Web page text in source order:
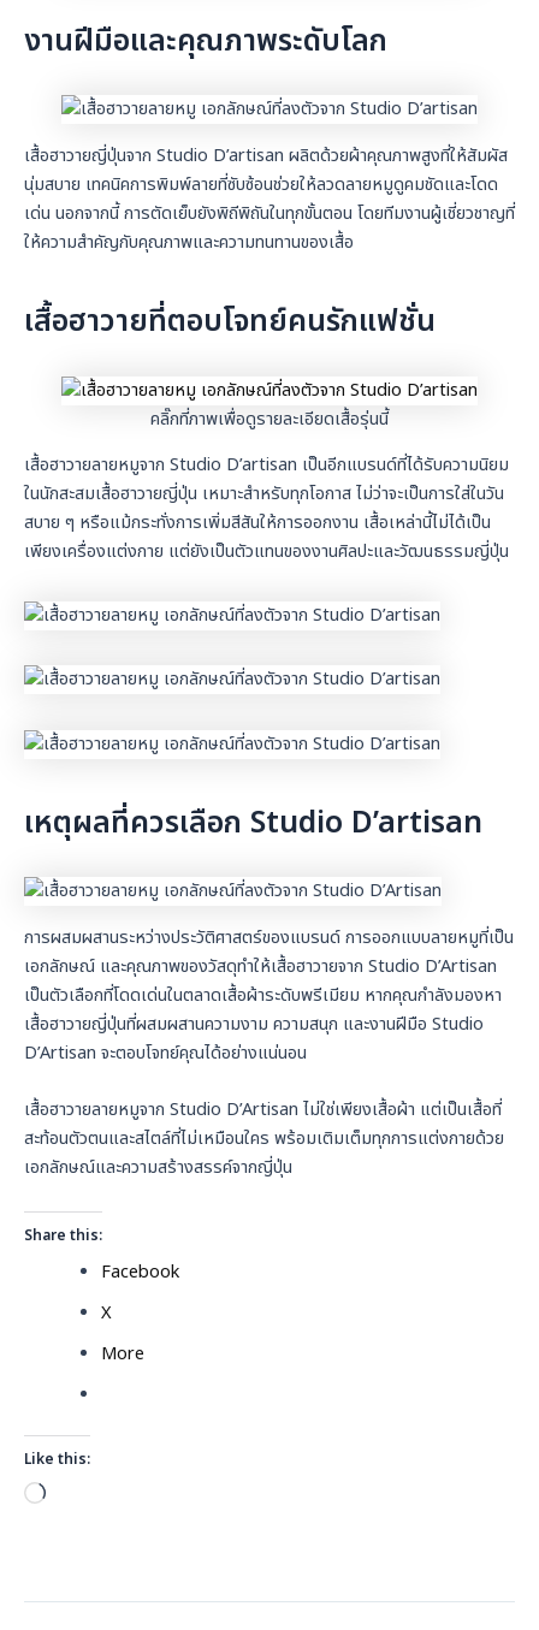
งานฝีมือและคุณภาพระดับโลก
เสื้อฮาวายญี่ปุ่นจาก Studio D’artisan ผลิตด้วยผ้าคุณภาพสูงที่ให้สัมผัส
นุ่มสบาย เทคนิคการพิมพ์ลายที่ซับซ้อนช่วยให้ลวดลายหมูดูคมชัดและโดด
เด่น นอกจากนี้ การตัดเย็บยังพิถีพิถันในทุกขั้นตอน โดยทีมงานผู้เชี่ยวชาญที่
ให้ความสำคัญกับคุณภาพและความทนทานของเสื้อ
เสื้อฮาวายที่ตอบโจทย์คนรักแฟชั่น
คลิ๊กที่ภาพเพื่อดูรายละเอียดเสื้อรุ่นนี้
เสื้อฮาวายลายหมูจาก Studio D’artisan เป็นอีกแบรนด์ที่ได้รับความนิยม
ในนักสะสมเสื้อฮาวายญี่ปุ่น เหมาะสำหรับทุกโอกาส ไม่ว่าจะเป็นการใส่ในวัน
สบาย ๆ หรือแม้กระทั่งการเพิ่มสีสันให้การออกงาน เสื้อเหล่านี้ไม่ได้เป็น
เพียงเครื่องแต่งกาย แต่ยังเป็นตัวแทนของงานศิลปะและวัฒนธรรมญี่ปุ่น
เหตุผลที่ควรเลือก Studio D’artisan
การผสมผสานระหว่างประวัติศาสตร์ของแบรนด์ การออกแบบลายหมูที่เป็น
เอกลักษณ์ และคุณภาพของวัสดุทำให้เสื้อฮาวายจาก Studio D’Artisan
เป็นตัวเลือกที่โดดเด่นในตลาดเสื้อผ้าระดับพรีเมียม หากคุณกำลังมองหา
เสื้อฮาวายญี่ปุ่นที่ผสมผสานความงาม ความสนุก และงานฝีมือ Studio
D’Artisan จะตอบโจทย์คุณได้อย่างแน่นอน
เสื้อฮาวายลายหมูจาก Studio D’Artisan ไม่ใช่เพียงเสื้อผ้า แต่เป็นเสื้อที่
สะท้อนตัวตนและสไตล์ที่ไม่เหมือนใคร พร้อมเติมเต็มทุกการแต่งกายด้วย
เอกลักษณ์และความสร้างสรรค์จากญี่ปุ่น
Share this:
Facebook
X
More
Like this:
Loading…